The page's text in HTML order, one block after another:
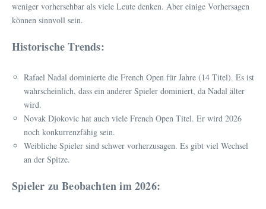
weniger vorhersehbar als viele Leute denken. Aber einige Vorhersagen
können sinnvoll sein.
Historische Trends:
Rafael Nadal dominierte die French Open für Jahre (14 Titel). Es ist
wahrscheinlich, dass ein anderer Spieler dominiert, da Nadal älter
wird.
Novak Djokovic hat auch viele French Open Titel. Er wird 2026
noch konkurrenzfähig sein.
Weibliche Spieler sind schwer vorherzusagen. Es gibt viel Wechsel
an der Spitze.
Spieler zu Beobachten im 2026: